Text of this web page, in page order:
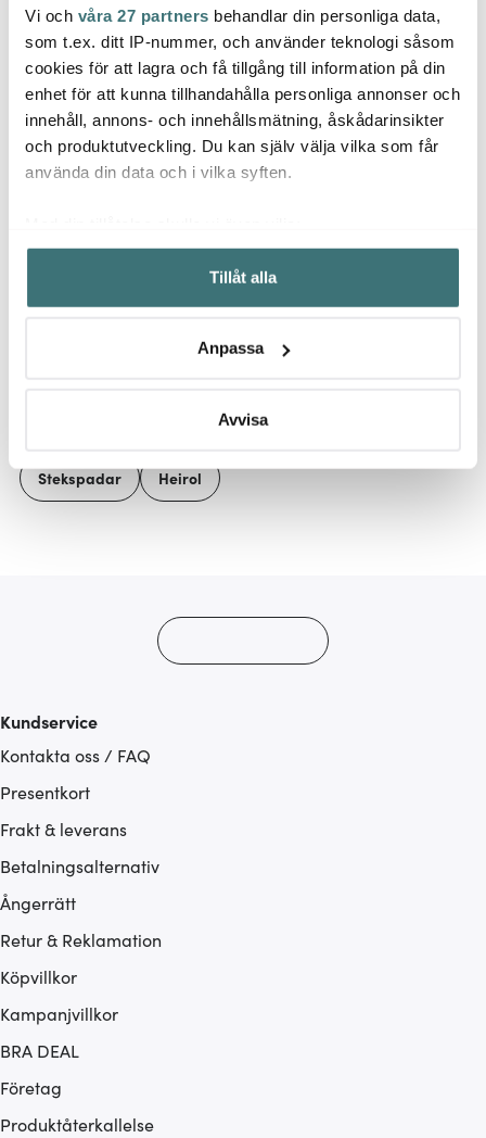
Vi och våra 27 partners behandlar din personliga data,
som t.ex. ditt IP-nummer, och använder teknologi såsom
cookies för att lagra och få tillgång till information på din
enhet för att kunna tillhandahålla personliga annonser och
innehåll, annons- och innehållsmätning, åskådarinsikter
och produktutveckling. Du kan själv välja vilka som får
använda din data och i vilka syften.
Samla in information om din geografiska plats som
kan ha en noggrannhet på upp till flera meter
Identifiera din enhet genom att aktivt skanna den för
Ta reda på mer om hur dina personliga uppgifter
Du kan ändra eller dra tillbaka ditt samtycke när som
Vi använder cookies för att innehållet och annonserna
Tillåt alla
Anpassa
Avvisa
Maku Kitchen Life
Stekpincett 30 cm
akacia
55 kr
I lager
Heirol
Cerasafe Triply
stekpanna 28 cm
keramisk
1159 kr
I lager
cm
49 kr
Låt dig inspireras av våra kunder
Stekspadar Heirol
Kundservice
Kontakta oss / FAQ
Presentkort
Frakt & leverans
Betalningsalternativ
Ångerrätt
Retur & Reklamation
Köpvillkor
Kampanjvillkor
BRA DEAL
Företag
Produktåterkallelse